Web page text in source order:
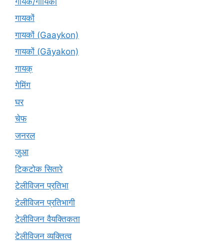
गायकों
गायकों (Gaaykon)
गायकों (Gāyakon)
गायक्
गेमिंग
घर
चेफ
जनरल
जुआ
टिकटोक सितारे
टेलीविजन प्रतिभा
टेलीविजन प्रतिभागी
टेलीविजन वैयक्तिकता
टेलीविजन व्यक्तित्व